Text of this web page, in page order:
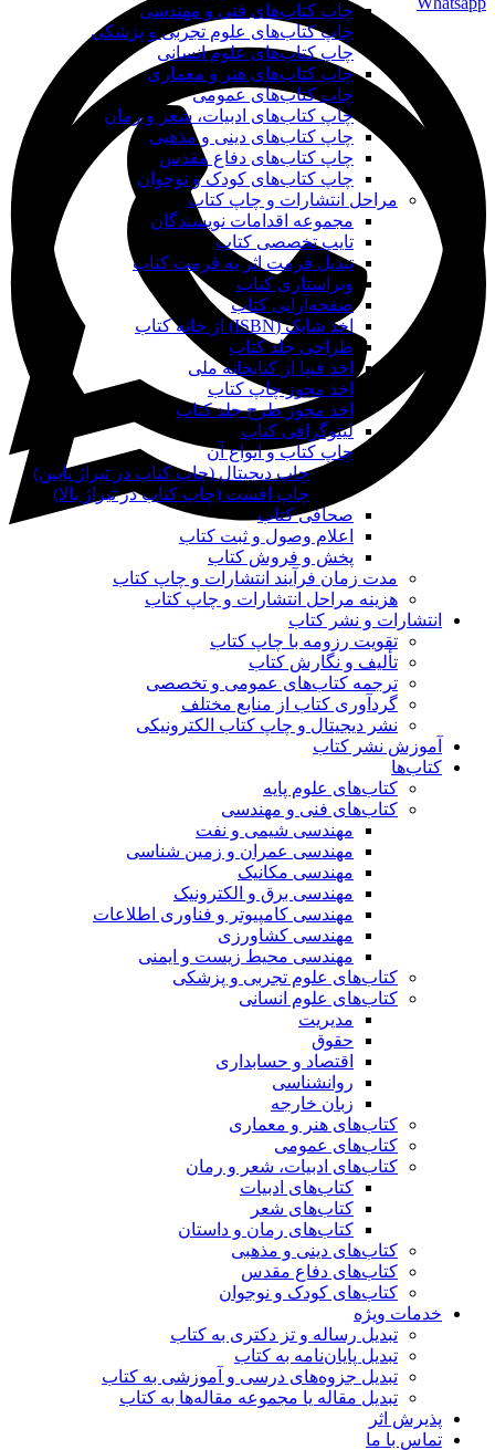
چاپ کتاب‌های فنی و مهندسی
چاپ کتاب‌های علوم تجربی و پزشکی
چاپ کتاب‌های علوم انسانی
چاپ کتاب‌های هنر و معماری
چاپ کتاب‌های عمومی
چاپ کتاب‌های ادبیات، شعر و رمان
چاپ کتاب‌های دینی و مذهبی
چاپ کتاب‌های دفاع مقدس
چاپ کتاب‌های کودک و نوجوان
مراحل انتشارات و چاپ کتاب
مجموعه اقدامات نویسندگان
تایپ تخصصی کتاب
تبدیل فرمت اثر به فرمت کتاب
ویراستاری کتاب
صفحه‌آرایی کتاب
اخذ شابک (ISBN) از خانه کتاب
طراحی جلد کتاب
اخذ فیپا از کتابخانه ملی
اخذ مجوز چاپ کتاب
اخذ مجوز طرح جلد کتاب
لیتوگرافی کتاب
چاپ کتاب و انواع آن
چاپ دیجیتال (چاپ کتاب در تیراژ پایین)
چاپ افست (چاپ کتاب در تیراژ بالا)
صحافی کتاب
اعلام وصول و ثبت کتاب
پخش و فروش کتاب
مدت زمان فرآیند انتشارات و چاپ کتاب
هزینه مراحل انتشارات و چاپ کتاب
انتشارات و نشر کتاب
تقویت رزومه با چاپ کتاب
تألیف و نگارش کتاب
ترجمه کتاب‌های عمومی و تخصصی
گردآوری کتاب از منابع مختلف
نشر دیجیتال و چاپ کتاب الکترونیکی
آموزش نشر کتاب
کتاب‌ها
کتاب‌های علوم پایه
کتاب‌های فنی و مهندسی
مهندسی شیمی و نفت
مهندسی عمران و زمین شناسی
مهندسی مکانیک
مهندسی برق و الکترونیک
مهندسی کامپیوتر و فناوری اطلاعات
مهندسی کشاورزی
مهندسی محیط زیست و ایمنی
کتاب‌های علوم تجربی و پزشکی
کتاب‌های علوم انسانی
مدیریت
حقوق
اقتصاد و حسابداری
روانشناسی
زبان خارجه
کتاب‌های هنر و معماری
کتاب‌های عمومی
کتاب‌های ادبیات، شعر و رمان
کتاب‌های ادبیات
کتاب‌های شعر
کتاب‌های رمان و داستان
کتاب‌های دینی و مذهبی
کتاب‌های دفاع مقدس
کتاب‌های کودک و نوجوان
خدمات ویژه
تبدیل رساله و تز دکتری به کتاب
تبدیل پایان‌نامه به کتاب
تبدیل جزوه‌های درسی و آموزشی به کتاب
تبدیل مقاله یا مجموعه مقاله‌ها به کتاب
پذیرش اثر
تماس با ما